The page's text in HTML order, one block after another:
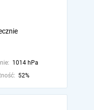
1014 hPa
52%